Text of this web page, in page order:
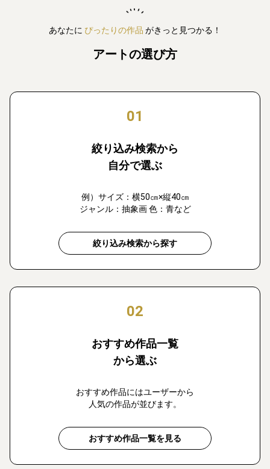
あなたに ぴったりの作品 がきっと見つかる！
アートの選び方
01
絞り込み検索から
自分で選ぶ
例）サイズ：横50㎝×縦40㎝
ジャンル：抽象画 色：青など
絞り込み検索から探す
02
おすすめ作品一覧
から選ぶ
おすすめ作品にはユーザーから
人気の作品が並びます。
おすすめ作品一覧を見る